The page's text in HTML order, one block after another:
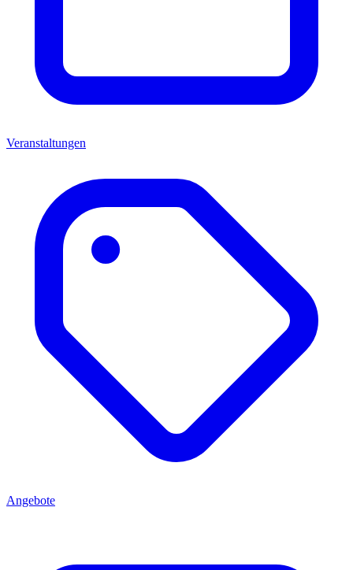
Veranstaltungen
Angebote